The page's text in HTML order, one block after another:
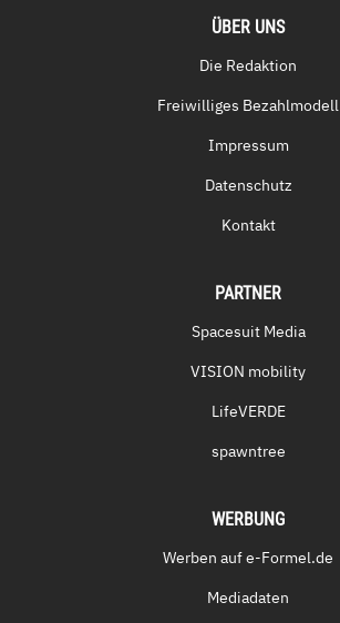
ÜBER UNS
Die Redaktion
Freiwilliges Bezahlmodell
Impressum
Datenschutz
Kontakt
PARTNER
Spacesuit Media
VISION mobility
LifeVERDE
spawntree
WERBUNG
Werben auf e-Formel.de
Mediadaten